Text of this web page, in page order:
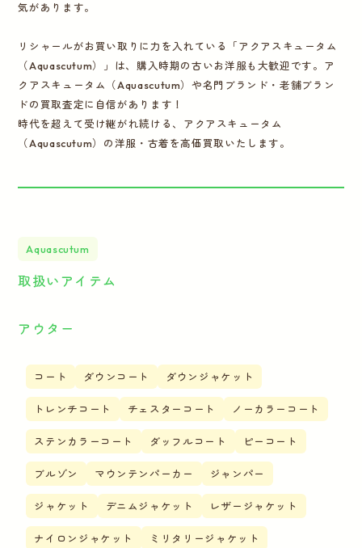
気があります。
リシャールがお買い取りに力を入れている「アクアスキュータム
（Aquascutum）」は、購入時期の古いお洋服も大歓迎です。ア
クアスキュータム（Aquascutum）や名門ブランド・老舗ブラン
ドの買取査定に自信があります！
時代を超えて受け継がれ続ける、アクアスキュータム
（Aquascutum）の洋服・古着を高価買取いたします。
Aquascutum
取扱いアイテム
アウター
コート ダウンコート ダウンジャケット
トレンチコート チェスターコート ノーカラーコート
ステンカラーコート ダッフルコート ピーコート
ブルゾン マウンテンパーカー ジャンパー
ジャケット デニムジャケット レザージャケット
ナイロンジャケット ミリタリージャケット